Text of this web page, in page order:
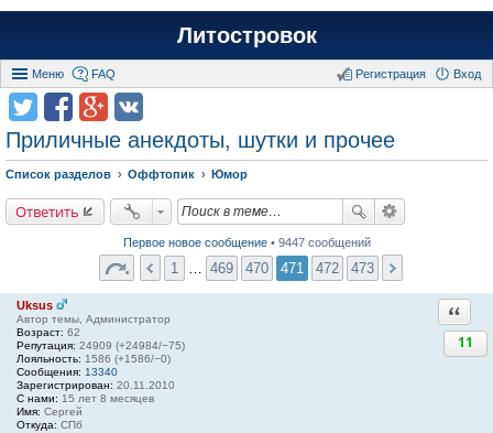
Литостровок
Меню FAQ Вход
Регистрация
Приличные анекдоты, шутки и прочее
Список разделов Оффтопик Юмор
Ответить
Первое новое сообщение• 9447 сообщений
1 469 470 471 472 473
Uksus
Автор темы, Администратор
Возраст: 62
Репутация: 24909 (+24984/−75)
Лояльность: 1586 (+1586/−0)
Сообщения: 13340
Зарегистрирован: 20.11.2010
С нами: 15 лет 8 месяцев
Имя: Сергей
Откуда: СПб
11